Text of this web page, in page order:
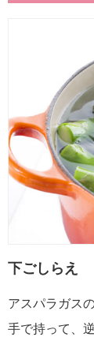
下ごしらえ
アスパラガス
手で持って、